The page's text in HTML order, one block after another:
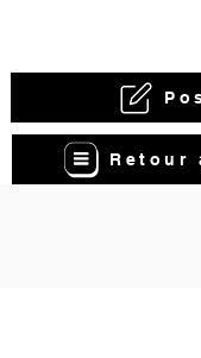
Retour